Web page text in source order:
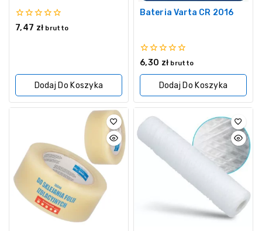
0
7,47 zł brutto
Dodaj Do Koszyka
Bateria Varta CR 2016
0
5
6,30 zł brutto
Dodaj Do Koszyka